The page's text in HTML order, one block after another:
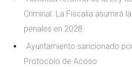
Criminal. La Fiscalía asumirá
penales en 2028.
Ayuntamiento sancionado
Protocolo de Acoso